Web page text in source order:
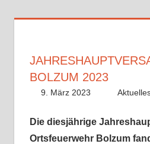
BOLZUM 2023
9. März 2023 Benedikt
Die diesjährige
Ortsfeuerwehr Bolzum